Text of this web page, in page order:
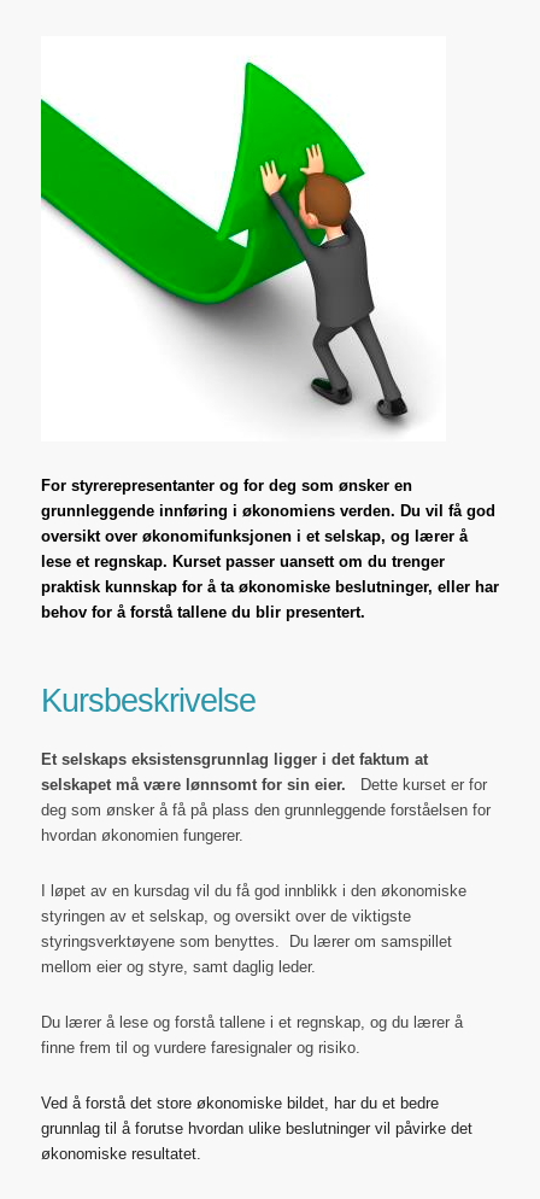
For styrerepresentanter og for deg som ønsker en
grunnleggende innføring i økonomiens verden. Du vil få god
oversikt over økonomifunksjonen i et selskap, og lærer å
lese et regnskap. Kurset passer uansett om du trenger
praktisk kunnskap for å ta økonomiske beslutninger, eller har
behov for å forstå tallene du blir presentert.
Kursbeskrivelse
Et selskaps eksistensgrunnlag ligger i det faktum at
selskapet må være lønnsomt for sin eier.
Dette kurset er for
deg som ønsker å få på plass den grunnleggende forståelsen for
hvordan økonomien fungerer.
I løpet av en kursdag vil du få god innblikk i den økonomiske
styringen av et selskap, og oversikt over de viktigste
styringsverktøyene som benyttes. Du lærer om samspillet
mellom eier og styre, samt daglig leder.
Du lærer å lese og forstå tallene i et regnskap, og du lærer å
finne frem til og vurdere faresignaler og risiko.
Ved å forstå det store økonomiske bildet, har du et bedre
grunnlag til å forutse hvordan ulike beslutninger vil påvirke det
økonomiske resultatet.